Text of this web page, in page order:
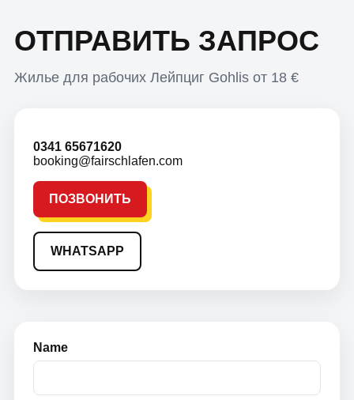
ОТПРАВИТЬ ЗАПРОС
Жилье для рабочих Лейпциг Gohlis от 18 €
0341 65671620
booking@fairschlafen.com
ПОЗВОНИТЬ
WHATSAPP
Name